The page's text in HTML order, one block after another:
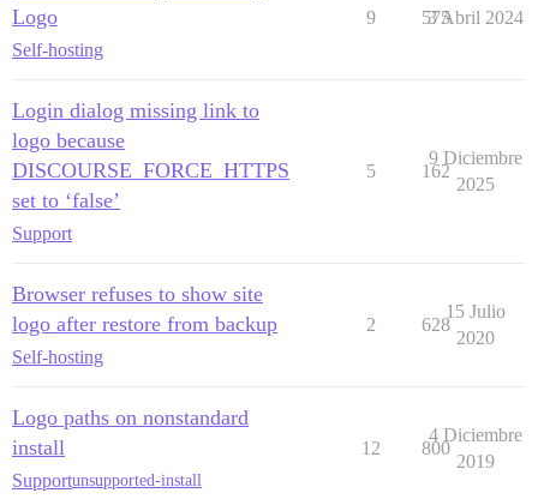
Logo
Self-hosting
9 575
3 Abril 2024
Login dialog missing link to
logo because
DISCOURSE_FORCE_HTTPS
set to ‘false’
Support
5 162
9 Diciembre
2025
Browser refuses to show site
logo after restore from backup
Self-hosting
2 628
15 Julio
2020
Logo paths on nonstandard
install
Supportunsupported-install
12 800
4 Diciembre
2019